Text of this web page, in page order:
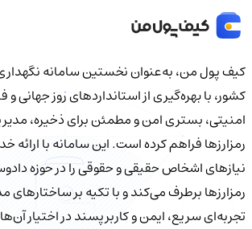
کیف‌ پول من، به‌عنوان نخستین سامانه نگهداری
کشور، با بهره‌گیری از استانداردهای روز جهانی و
امنیتی، بستری امن و مطمئن برای ذخیره،
رمزارزها فراهم کرده است. این سامانه با ارائه
نیازهای اشخاص حقیقی و حقوقی را در حوزه
رمزارزها برطرف می‌کند و با تکیه بر ساختارهای
تجربه‌ای سریع، ایمن و کاربرپسند در اختیار